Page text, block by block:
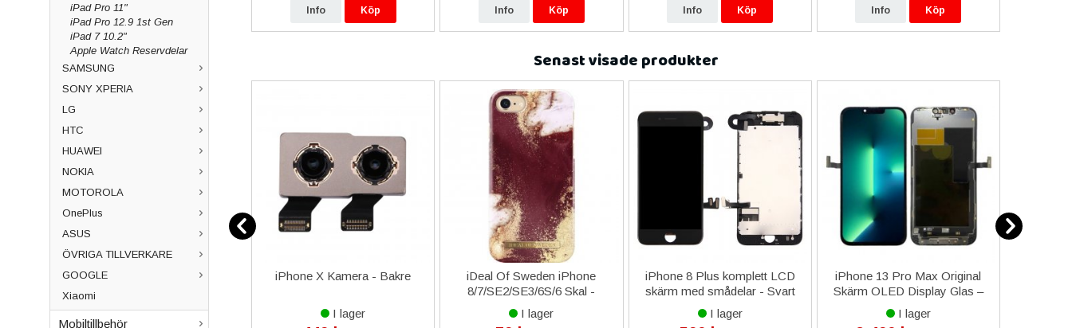
iPad Pro 11"
iPad Pro 12.9 1st Gen
iPad 7 10.2"
Apple Watch Reservdelar
SAMSUNG
SONY XPERIA
LG
HTC
HUAWEI
NOKIA
MOTOROLA
OnePlus
ASUS
ÖVRIGA TILLVERKARE
GOOGLE
Xiaomi
Mobiltillbehör
Info Info Köp Info Köp Info Köp Info Köp
Senast visade produkter
Glas/Touchskärm TBX103F -
I lager
iPhone X Kamera - Bakre
I lager
iDeal Of Sweden iPhone
8/7/SE2/SE3/6S/6 Skal -
Golden Burgundy Marble
I lager
iPhone 8 Plus komplett LCD
skärm med smådelar - Svart
I lager
iPhone 13 Pro Max Original
Skärm OLED Display Glas –
Svart
I lager